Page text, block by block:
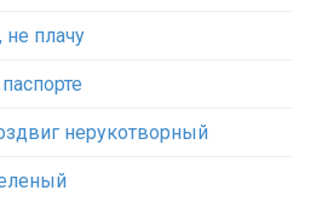
плачу
нерукотворный